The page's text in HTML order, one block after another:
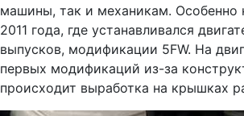
машины, так и механикам. Особенно
2011 года, где устанавливался
выпусков, модификации 5FW. На
первых модификаций из-за
происходит выработка на крышках